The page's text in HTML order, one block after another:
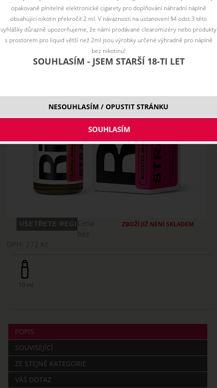
ZBOŽÍ JIŽ NENÍ SKLADEM
Cena
bez
DPH: 272 Kč
10 ml
POPIS
SOUVISEJÍCÍ
ZE STEJNÉ KATEGORIE
VÁŠ DOTAZ
opakovaně plnitelné elektronické cigarety pro doplňování náhradní náplně
obsahující nikotin překročit 2 ml. V návaznosti na ustanovení §4 odst.3 této
vyhlášky důrazně upozorňujeme, že námi prodávané clearomizéry nebo produkty
s prostorem pro liquid větší než 2ml jsou výrobky určené výhradně pro náplně
bez nikotinu!
SOUHLASÍM - JSEM STARŠÍ 18-TI LET
NESOUHLASÍM / OPUSTIT STRÁNKU